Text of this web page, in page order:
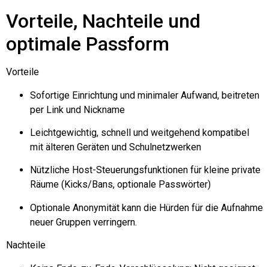
Vorteile, Nachteile und
optimale Passform
Vorteile
Sofortige Einrichtung und minimaler Aufwand, beitreten
per Link und Nickname
Leichtgewichtig, schnell und weitgehend kompatibel
mit älteren Geräten und Schulnetzwerken
Nützliche Host-Steuerungsfunktionen für kleine private
Räume (Kicks/Bans, optionale Passwörter)
Optionale Anonymität kann die Hürden für die Aufnahme
neuer Gruppen verringern.
Nachteile